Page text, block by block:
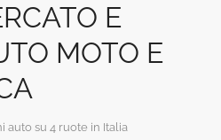
E
MOTO E
auto su 4 ruote in Italia